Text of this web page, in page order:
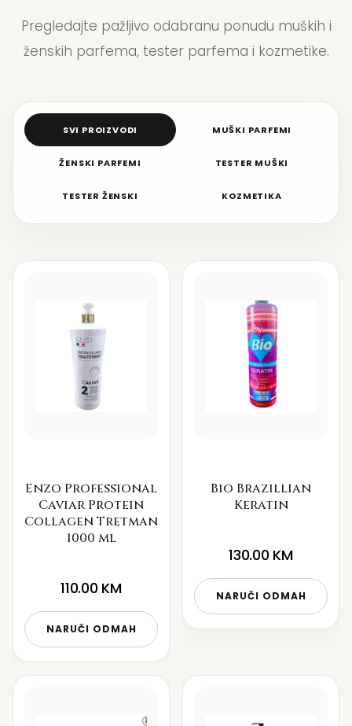
Pregledajte pažljivo odabranu ponudu muških i
ženskih parfema, tester parfema i kozmetike.
SVI PROIZVODI MUŠKI PARFEMI
ŽENSKI PARFEMI TESTER MUŠKI
TESTER ŽENSKI KOZMETIKA
Enzo Professional
Caviar Protein
Collagen Tretman
1000 ml
110.00 KM
NARUČI ODMAH
Bio Brazillian
Keratin
130.00 KM
NARUČI ODMAH